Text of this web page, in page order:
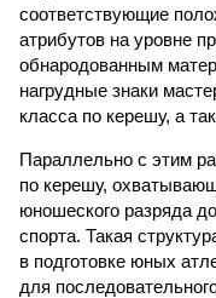
соответствующие
атрибутов на уровне
обнародованным
нагрудные знаки
класса по керешу, а
Параллельно с этим
по керешу,
юношеского разряда
спорта. Такая
в подготовке юных
для